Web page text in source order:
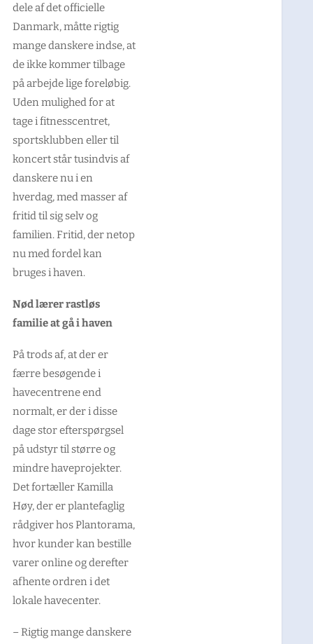
dele af det officielle
Danmark, måtte rigtig
mange danskere indse, at
de ikke kommer tilbage
på arbejde lige foreløbig.
Uden mulighed for at
tage i fitnesscentret,
sportsklubben eller til
koncert står tusindvis af
danskere nu i en
hverdag, med masser af
fritid til sig selv og
familien. Fritid, der netop
nu med fordel kan
bruges i haven.
Nød lærer rastløs
familie at gå i haven
På trods af, at der er
færre besøgende i
havecentrene end
normalt, er der i disse
dage stor efterspørgsel
på udstyr til større og
mindre haveprojekter.
Det fortæller Kamilla
Høy, der er plantefaglig
rådgiver hos Plantorama,
hvor kunder kan bestille
varer online og derefter
afhente ordren i det
lokale havecenter.
– Rigtig mange danskere